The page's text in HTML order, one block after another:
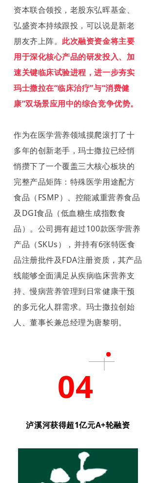
资本联合领投，老股东弘晖基金、
弘盛资本持续跟投，可以说是新老
朋友齐上阵。此次融资资金将主要
用于深化核心产品的研发投入、加
速关键临床试验进程，进一步夯实
玛士撒拉在“临床治疗”与“消费健
康”双场景应用中的综合竞争优势。
作为在医学营养领域摸爬滚打了十
多年的创新老手，玛士撒拉已经悄
悄攒下了一个覆盖三大核心板块的
完整产品矩阵：特殊医学用途配方
食品（FSMP）、控能减重营养食品
及DGI食品（低血糖生成指数食
品）。公司拥有超过100款医学营养
产品（SKUs），并持有6张特医食
品注册批件及FDA注册资质，其产品
线能够全面满足从疾病临床营养支
持、慢病营养管理到日常健康干预
的多元化人群需求。玛士撒拉创始
人、董事长兼总经理为唐黎明。
04
泸溪河获得超1亿元A+轮融资